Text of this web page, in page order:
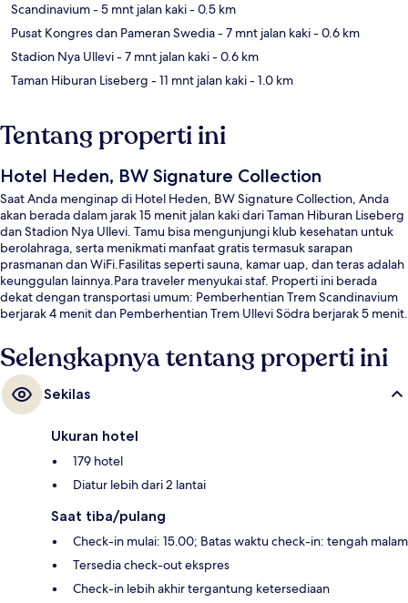
Scandinavium- 5 mnt jalan kaki- 0.5 km
Pusat Kongres dan Pameran Swedia- 7 mnt jalan kaki- 0.6 km
Stadion Nya Ullevi- 7 mnt jalan kaki- 0.6 km
Taman Hiburan Liseberg - 11 mnt jalan kaki- 1.0 km
Tentang properti ini
Hotel Heden, BW Signature Collection
Saat Anda menginap di Hotel Heden, BW Signature Collection, Anda
akan berada dalam jarak 15 menit jalan kaki dari Taman Hiburan Liseberg
dan Stadion Nya Ullevi. Tamu bisa mengunjungi klub kesehatan untuk
berolahraga, serta menikmati manfaat gratis termasuk sarapan
prasmanan dan WiFi.Fasilitas seperti sauna, kamar uap, dan teras adalah
keunggulan lainnya.Para traveler menyukai staf. Properti ini berada
dekat dengan transportasi umum: Pemberhentian Trem Scandinavium
berjarak 4 menit dan Pemberhentian Trem Ullevi Södra berjarak 5 menit.
Selengkapnya tentang properti ini
Sekilas
Ukuran hotel
179 hotel
Diatur lebih dari 2 lantai
Saat tiba/pulang
Check-in mulai: 15.00; Batas waktu check-in: tengah malam
Tersedia check-out ekspres
Check-in lebih akhir tergantung ketersediaan